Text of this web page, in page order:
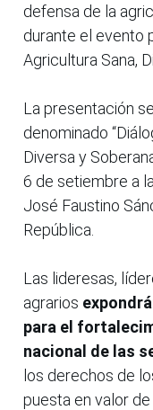
defensa de la
durante el evento
Agricultura Sana,
La presentación
denominado
Diversa y
6 de setiembre a
José Faustino
República.
Las lideresas,
agrarios
para el
nacional de las
los derechos de
puesta en valor